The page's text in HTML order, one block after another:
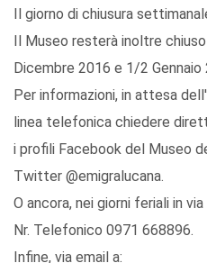
Il giorno di chiusura
Il Museo resterà inoltre
Dicembre 2016 e 1/2 Gennaio
Per informazioni, in attesa
linea telefonica chiedere
i profili Facebook del Museo
Twitter @emigralucana.
O ancora, nei giorni feriali in
Nr. Telefonico 0971 668896.
Infine, via email a: